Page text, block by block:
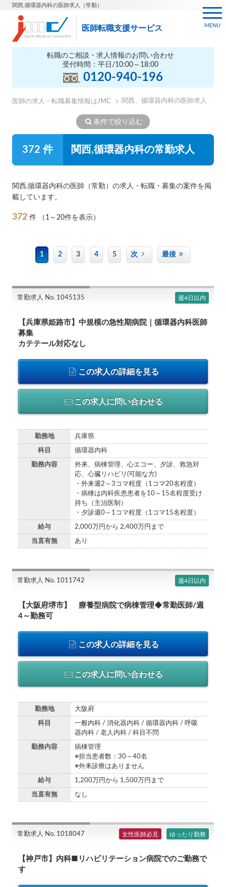
関西,循環器内科の医師求人（常勤）
医師転職支援サービス
転職のご相談・求人情報のお問い合わせ
受付時間：平日/10:00～18:00
0120-940-196
MENU
医師の求人・転職募集情報はJMC 関西、循環器内科の医師求人
条件で絞り込む
372 件 関西,循環器内科の常勤求人
関西,循環器内科の医師（常勤）の求人・転職・募集の案件を掲
載しています。
372 件 （1～20件を表示）
1 2 3 4 5 次 最後
常勤求人 No. 1045135 週4日以内
【兵庫県姫路市】中規模の急性期病院｜循環器内科医師
募集
カテテール対応なし
この求人の詳細を見る
この求人に問い合わせる
勤務地 兵庫県
科目 循環器内科
勤務内容
外来、病棟管理、心エコー、夕診、救急対
応、心臓リハビリ(可能な方)
・外来週2～3コマ程度（1コマ20名程度）
・病棟は内科疾患患者を10～15名程度受け
持ち（主治医制）
・夕診週0～1コマ程度（1コマ15名程度）
給与 2,000万円から 2,400万円まで
当直有無 あり
常勤求人 No. 1011742 週4日以内
【大阪府堺市】 療養型病院で病棟管理◆常勤医師/週
4～勤務可
この求人の詳細を見る
この求人に問い合わせる
勤務地 大阪府
科目
一般内科 / 消化器内科 / 循環器内科 / 呼吸
器内科 / 老人内科 / 科目不問
勤務内容
病棟管理
※担当患者数：30～40名
※外来診療はありません
給与 1,200万円から 1,500万円まで
当直有無 なし
常勤求人 No. 1018047 女性医師必見 ゆったり勤務
【神戸市】内科■リハビリテーション病院でのご勤務で
す